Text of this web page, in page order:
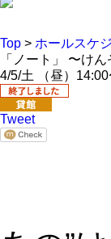
Top > ホールスケ
「ノート」 〜け
4/5/土 （昼）
Tweet